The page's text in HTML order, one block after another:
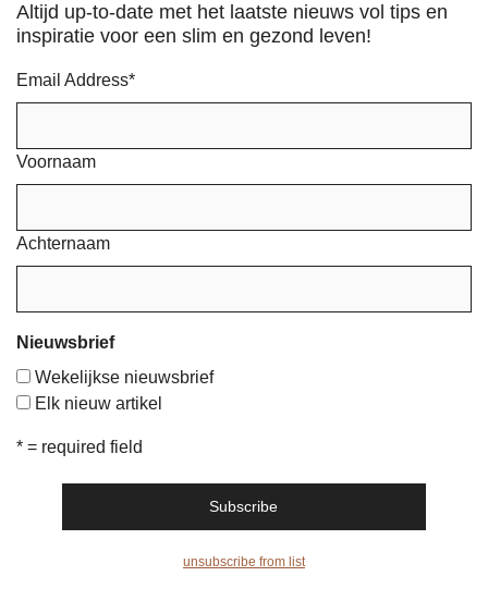
Altijd up-to-date met het laatste nieuws vol tips en
inspiratie voor een slim en gezond leven!
Email Address*
Voornaam
Achternaam
Nieuwsbrief
Wekelijkse nieuwsbrief
Elk nieuw artikel
* = required field
unsubscribe from list